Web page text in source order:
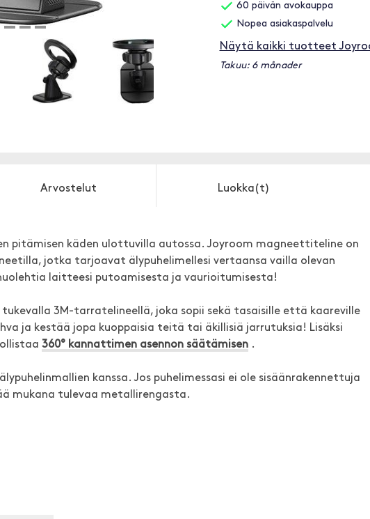
60 päivän avokauppa
Nopea asiakaspalvelu
Näytä kaikki tuotteet
Takuu: 6 månader
Arvostelut Luokka(t)
pitämisen käden ulottuvilla autossa. Joyroom magneettiteline on
jotka tarjoavat älypuhelimellesi vertaansa vailla olevan
laitteesi putoamisesta ja vaurioitumisesta!
tukevalla 3M-tarratelineellä, joka sopii sekä tasaisille että kaareville
ja kestää jopa kuoppaisia teitä tai äkillisiä jarrutuksia! Lisäksi
360° kannattimen asennon säätämisen .
kanssa. Jos puhelimessasi ei ole sisäänrakennettuja
mukana tulevaa metallirengasta.